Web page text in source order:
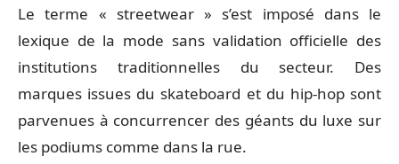
Le terme « streetwear » s’est imposé dans le
lexique de la mode sans validation officielle des
institutions traditionnelles du secteur. Des
marques issues du skateboard et du hip-hop sont
parvenues à concurrencer des géants du luxe sur
les podiums comme dans la rue.